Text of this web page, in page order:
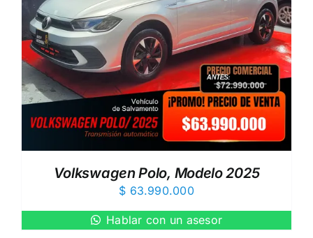
Volkswagen Polo, Modelo 2025
$ 63.990.000
Hablar con un asesor